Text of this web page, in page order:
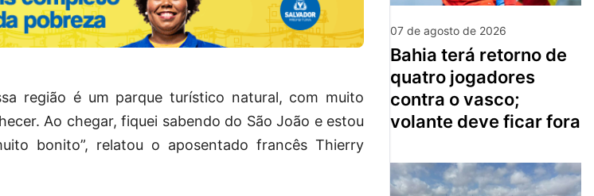
região é um parque turístico natural, com muito
Ao chegar, fiquei sabendo do São João e estou
bonito”, relatou o aposentado francês Thierry
07 de agosto de 2026
bahia terá retorno de
quatro jogadores
contra o vasco;
volante deve ficar fora